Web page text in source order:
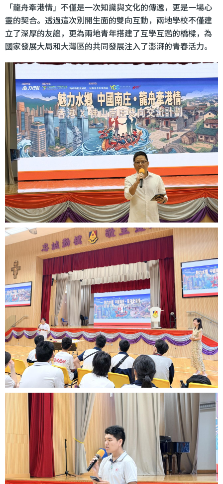
「龍舟牽港情」不僅是一次知識與文化的傳遞，更是一場心
靈的契合。透過這次別開生面的雙向互動，兩地學校不僅建
立了深厚的友誼，更為兩地青年搭建了互學互鑑的橋樑，為
國家發展大局和大灣區的共同發展注入了澎湃的青春活力。